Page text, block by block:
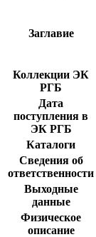
Заглавие
Коллекции ЭК
РГБ
Дата
поступления в
ЭК РГБ
Каталоги
Сведения об
ответственности
Выходные
данные
Физическое
описание